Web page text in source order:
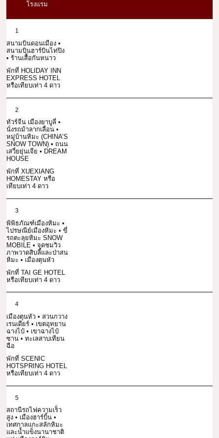
โรงแรม
1
สนามบินดอนเมือง •
สนามบินฮาร์บินไท่ปิง
• ร้านเสื้อกันหนาว
พักที่ HOLIDAY INN
EXPRESS HOTEL
หรือเทียบเท่า 4 ดาว
2
ทัวร์จีน เมืองยาบูลี่ •
นั่งรถม้าลากเลื่อน •
หมู่บ้านหิมะ (CHINA’S
SNOW TOWN) • ถนน
เสวี่ยยุ่นเจีย • DREAM
HOUSE
พักที่ XUEXIANG
HOMESTAY หรือ
เทียบเท่า 4 ดาว
3
พิพิธภัณฑ์เมืองหิมะ •
ไปรษณีย์เมืองหิมะ • ขี่
รถตะลุยหิมะ SNOW
MOBILE • จุดชมวิว
ภาพวาดสิบลี้และป่าสน
หิมะ • เมืองตุนหัว
พักที่ TAI GE HOTEL
หรือเทียบเท่า 4 ดาว
4
เมืองตุนหัว • สวนกวาง
เรนเดียร์ • เขตอุทยาน
ฉางไป๋ • เขาฉางไป๋
ซาน • ทะเลสาบเทียน
ฉือ
พักที่ SCENIC
HOTSPRING HOTEL
หรือเทียบเท่า 4 ดาว
5
สถานีรถไฟความเร็ว
สูง • เมืองฮาร์บิ้น •
เทศกาลแกะสลักหิมะ
และน้ำแข็งนานาชาติ